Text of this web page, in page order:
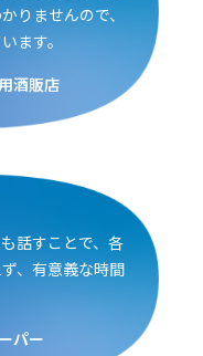
りませんので、
ます。
酒販店
話すことで、各
、有意義な時間
パー